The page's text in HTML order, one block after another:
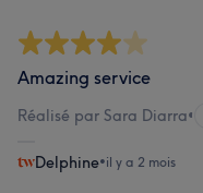
Amazing service
Réalisé par Sara Diarra•
Delphine•il y a 2 mois